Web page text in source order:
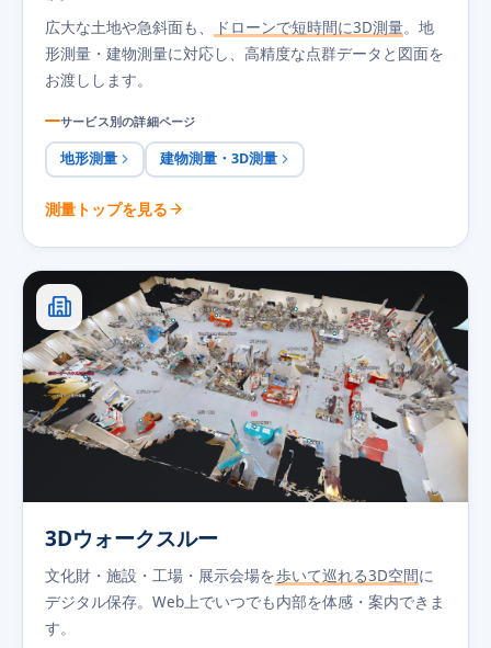
広大な土地や急斜面も、 ドローンで短時間に3D測量。地
形測量・建物測量に対応し、高精度な点群データと図面を
お渡しします。
サービス別の詳細ページ
地形測量 建物測量・3D測量
測量トップを見る
3Dウォークスルー
文化財・施設・工場・展示会場を歩いて巡れる3D空間に
デジタル保存。Web上でいつでも内部を体感・案内できま
す。